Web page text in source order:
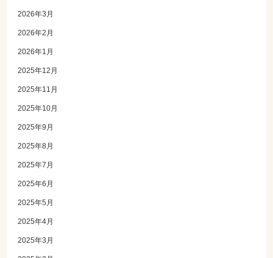
2026年3月
2026年2月
2026年1月
2025年12月
2025年11月
2025年10月
2025年9月
2025年8月
2025年7月
2025年6月
2025年5月
2025年4月
2025年3月